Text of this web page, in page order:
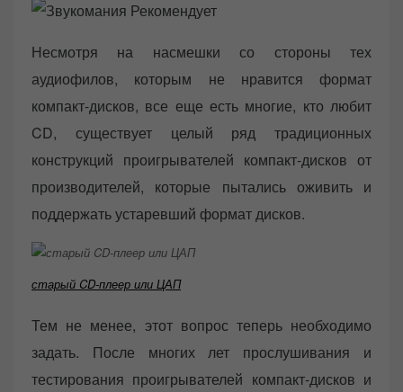
Несмотря на насмешки со стороны тех
аудиофилов, которым не нравится формат
компакт-дисков, все еще есть многие, кто любит
CD, существует целый ряд традиционных
конструкций проигрывателей компакт-дисков от
производителей, которые пытались оживить и
поддержать устаревший формат дисков.
старый CD-плеер или ЦАП
Тем не менее, этот вопрос теперь необходимо
задать. После многих лет прослушивания и
тестирования проигрывателей компакт-дисков и